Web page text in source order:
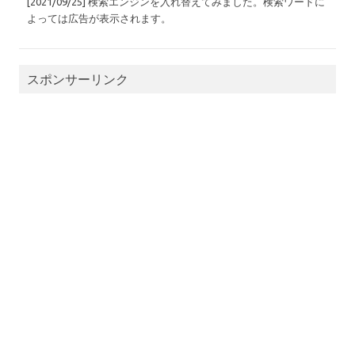
よっては広告が表示されます。
スポンサーリンク